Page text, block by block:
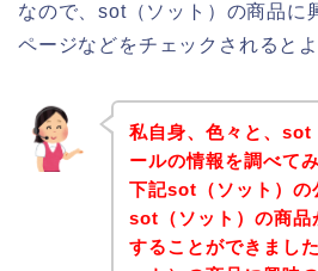
なので、sot（ソット）の商品に
ページなどをチェックされると
私自身、色々と、sot
ールの情報を調べて
下記sot（ソット）の
sot（ソット）の商品
することができまし